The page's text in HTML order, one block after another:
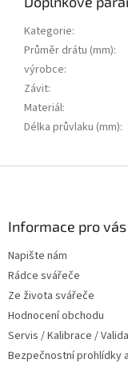
Kategorie:
Průměr drátu (mm):
výrobce:
Závit:
Materiál:
Délka průvlaku (mm):
Informace pro vás
Napište nám
Rádce svářeče
Ze života svářeče
Hodnocení obchodu
Servis / Kalibrace /
Bezpečnostní prohlídky